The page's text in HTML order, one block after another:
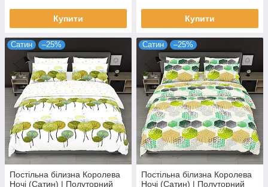
Купити Купити
Сатин –25%
Постільна білизна Королева
Ночі (Сатин) | Полуторний
Сатин –25%
Постільна білизна Королева
Ночі (Сатин) | Полуторний